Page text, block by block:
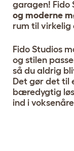
garagen! Fido
og moderne
rum til virkelig
Fido Studios
og stilen
så du aldrig
Det gør det til
bæredygtig
ind i